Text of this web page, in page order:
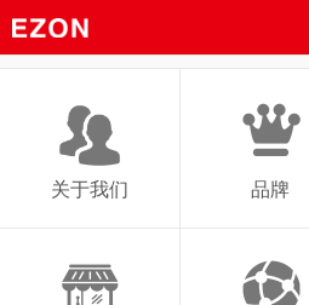
关于我们 品牌